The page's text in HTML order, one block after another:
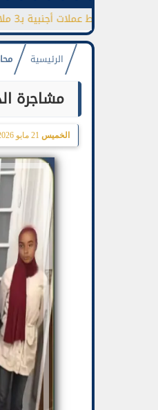
عملات أجنبية بـ3 ملايين جنيه في السوق السوداء
الرئيسية
مشاجرة
الخميس